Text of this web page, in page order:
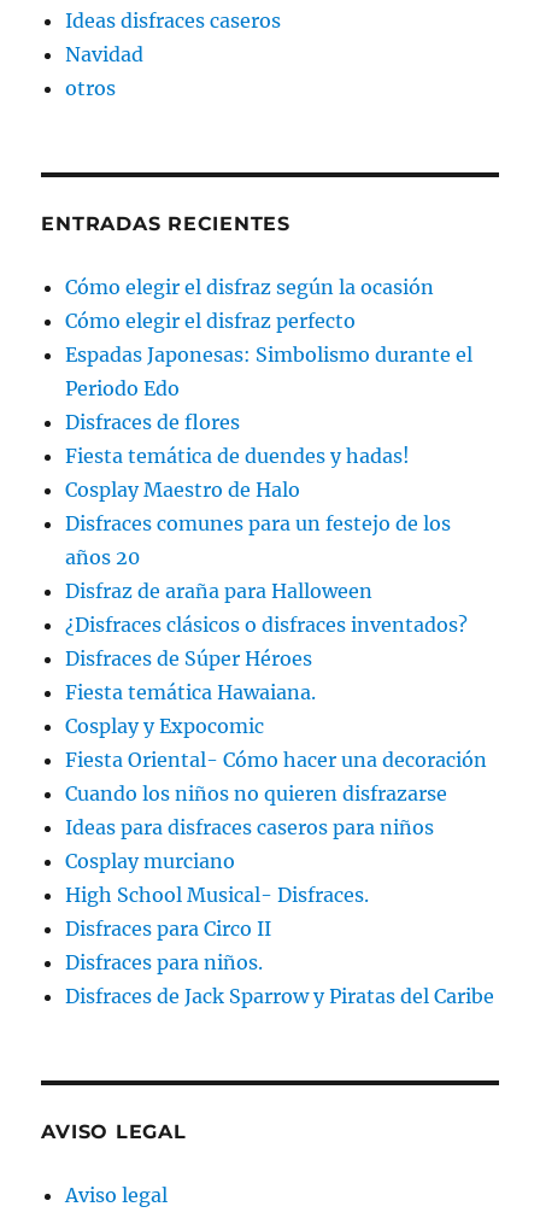
Ideas disfraces caseros
Navidad
otros
ENTRADAS RECIENTES
Cómo elegir el disfraz según la ocasión
Cómo elegir el disfraz perfecto
Espadas Japonesas: Simbolismo durante el
Periodo Edo
Disfraces de flores
Fiesta temática de duendes y hadas!
Cosplay Maestro de Halo
Disfraces comunes para un festejo de los
años 20
Disfraz de araña para Halloween
¿Disfraces clásicos o disfraces inventados?
Disfraces de Súper Héroes
Fiesta temática Hawaiana.
Cosplay y Expocomic
Fiesta Oriental- Cómo hacer una decoración
Cuando los niños no quieren disfrazarse
Ideas para disfraces caseros para niños
Cosplay murciano
High School Musical- Disfraces.
Disfraces para Circo II
Disfraces para niños.
Disfraces de Jack Sparrow y Piratas del Caribe
AVISO LEGAL
Aviso legal